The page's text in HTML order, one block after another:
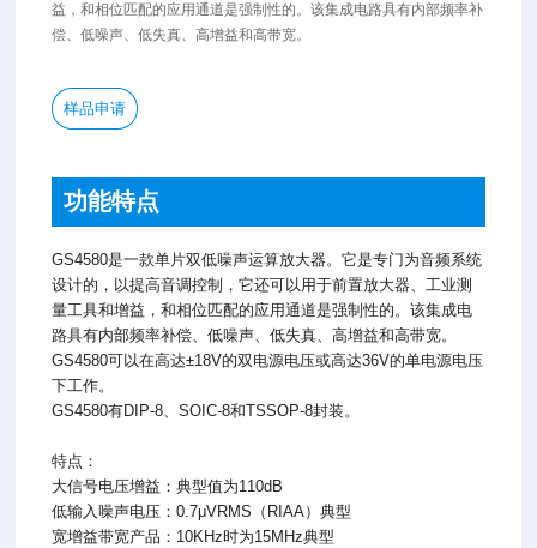
益，和相位匹配的应用通道是强制性的。该集成电路具有内部频率补
偿、低噪声、低失真、高增益和高带宽。
样品申请
功能特点
GS4580是一款单片双低噪声运算放大器。它是专门为音频系统
设计的，以提高音调控制，它还可以用于前置放大器、工业测
量工具和增益，和相位匹配的应用通道是强制性的。该集成电
路具有内部频率补偿、低噪声、低失真、高增益和高带宽。
GS4580可以在高达±18V的双电源电压或高达36V的单电源电压
下工作。
GS4580有DIP-8、SOIC-8和TSSOP-8封装。
特点：
大信号电压增益：典型值为110dB
低输入噪声电压：0.7μVRMS（RIAA）典型
宽增益带宽产品：10KHz时为15MHz典型